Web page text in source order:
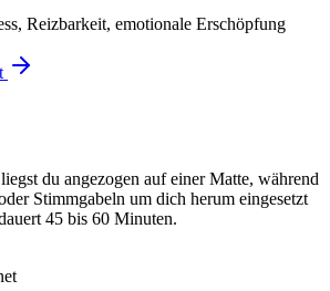
Reizbarkeit, emotionale Erschöpfung
du angezogen auf einer Matte, während
Stimmgabeln um dich herum eingesetzt
45 bis 60 Minuten.